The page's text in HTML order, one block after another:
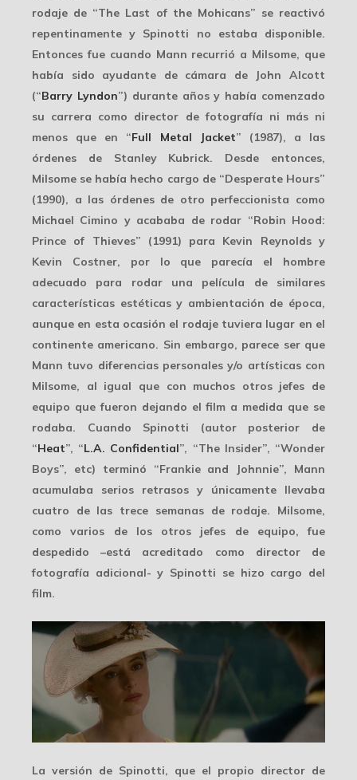
rodaje de “The Last of the Mohicans” se reactivó
repentinamente y Spinotti no estaba disponible.
Entonces fue cuando Mann recurrió a Milsome, que
había sido ayudante de cámara de
John Alcott
(“Barry Lyndon”) durante años y había comenzado
su carrera como director de fotografía ni más ni
menos que en “Full Metal Jacket” (1987), a las
órdenes de Stanley Kubrick. Desde entonces,
Milsome se había hecho cargo de “Desperate Hours”
(1990), a las órdenes de otro perfeccionista como
Michael Cimino y acababa de rodar “Robin Hood:
Prince of Thieves” (1991) para Kevin Reynolds y
Kevin Costner, por lo que parecía el hombre
adecuado para rodar una película de similares
características estéticas y ambientación de época,
aunque en esta ocasión el rodaje tuviera lugar en el
continente americano. Sin embargo, parece ser que
Mann tuvo diferencias personales y/o artísticas con
Milsome, al igual que con muchos otros jefes de
equipo que fueron dejando el film a medida que se
rodaba. Cuando Spinotti (autor posterior de
“Heat”, “L.A. Confidential”, “The Insider”, “Wonder
Boys”, etc) terminó “Frankie and Johnnie”, Mann
acumulaba serios retrasos y únicamente llevaba
cuatro de las trece semanas de rodaje. Milsome,
como varios de los otros jefes de equipo, fue
despedido –está acreditado como director de
fotografía adicional- y Spinotti se hizo cargo del
film.
La versión de Spinotti, que el propio director de